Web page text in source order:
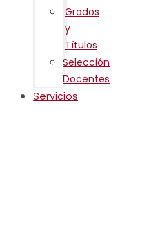
Grados
y
Títulos
Selección
Docentes
Servicios